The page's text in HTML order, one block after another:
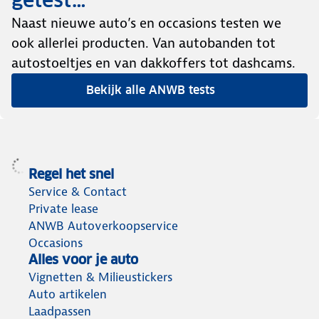
Naast nieuwe auto’s en occasions testen we
ook allerlei producten. Van autobanden tot
autostoeltjes en van dakkoffers tot dashcams.
Bekijk alle ANWB tests
Regel het snel
Service & Contact
Private lease
ANWB Autoverkoopservice
Occasions
Alles voor je auto
Vignetten & Milieustickers
Auto artikelen
Laadpassen